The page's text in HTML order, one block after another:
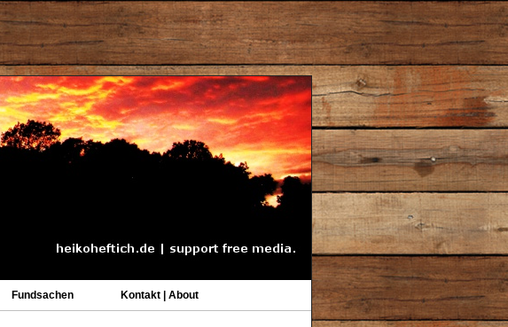
Fundsachen Kontakt | About